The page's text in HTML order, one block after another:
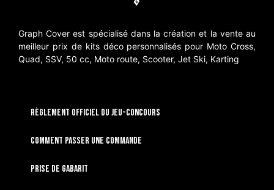
Graph Cover est spécialisé dans la création et la vente au
meilleur prix de kits déco personnalisés pour Moto Cross,
Quad, SSV, 50 cc, Moto route, Scooter, Jet Ski, Karting
RÈGLEMENT OFFICIEL DU JEU-CONCOURS
Comment passer une commande
Prise de gabarit